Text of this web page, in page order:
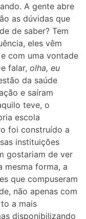
A gente abre
as dúvidas que
de saber? Tem
eles vêm
com uma vontade
falar, olha, eu
da saúde
e saíram
teve, o
escola
foi construído a
instituições
gostariam de ver
mesma forma, a
que compuseram
não apenas com
a mais
disponibilizando